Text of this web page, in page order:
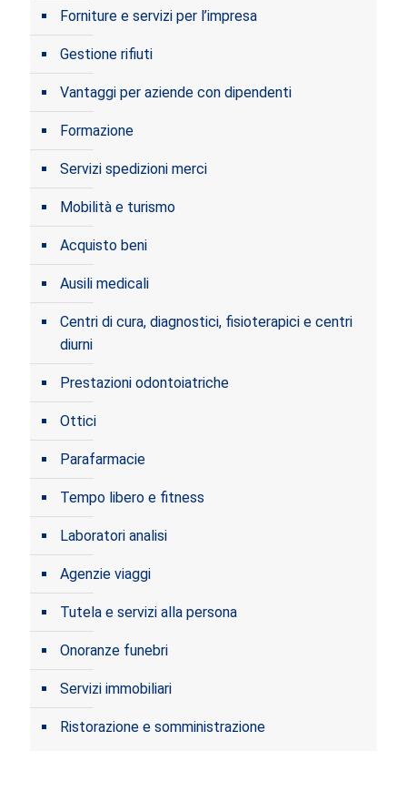
Forniture e servizi per l’impresa
Gestione rifiuti
Vantaggi per aziende con dipendenti
Formazione
Servizi spedizioni merci
Mobilità e turismo
Acquisto beni
Ausili medicali
Centri di cura, diagnostici, fisioterapici e centri
diurni
Prestazioni odontoiatriche
Ottici
Parafarmacie
Tempo libero e fitness
Laboratori analisi
Agenzie viaggi
Tutela e servizi alla persona
Onoranze funebri
Servizi immobiliari
Ristorazione e somministrazione